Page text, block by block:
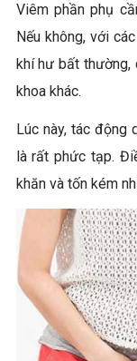
Viêm phần phụ
Nếu không, với
khí hư bất thường,
khoa khác.
Lúc này, tác động
là rất phức tạp.
khăn và tốn kém